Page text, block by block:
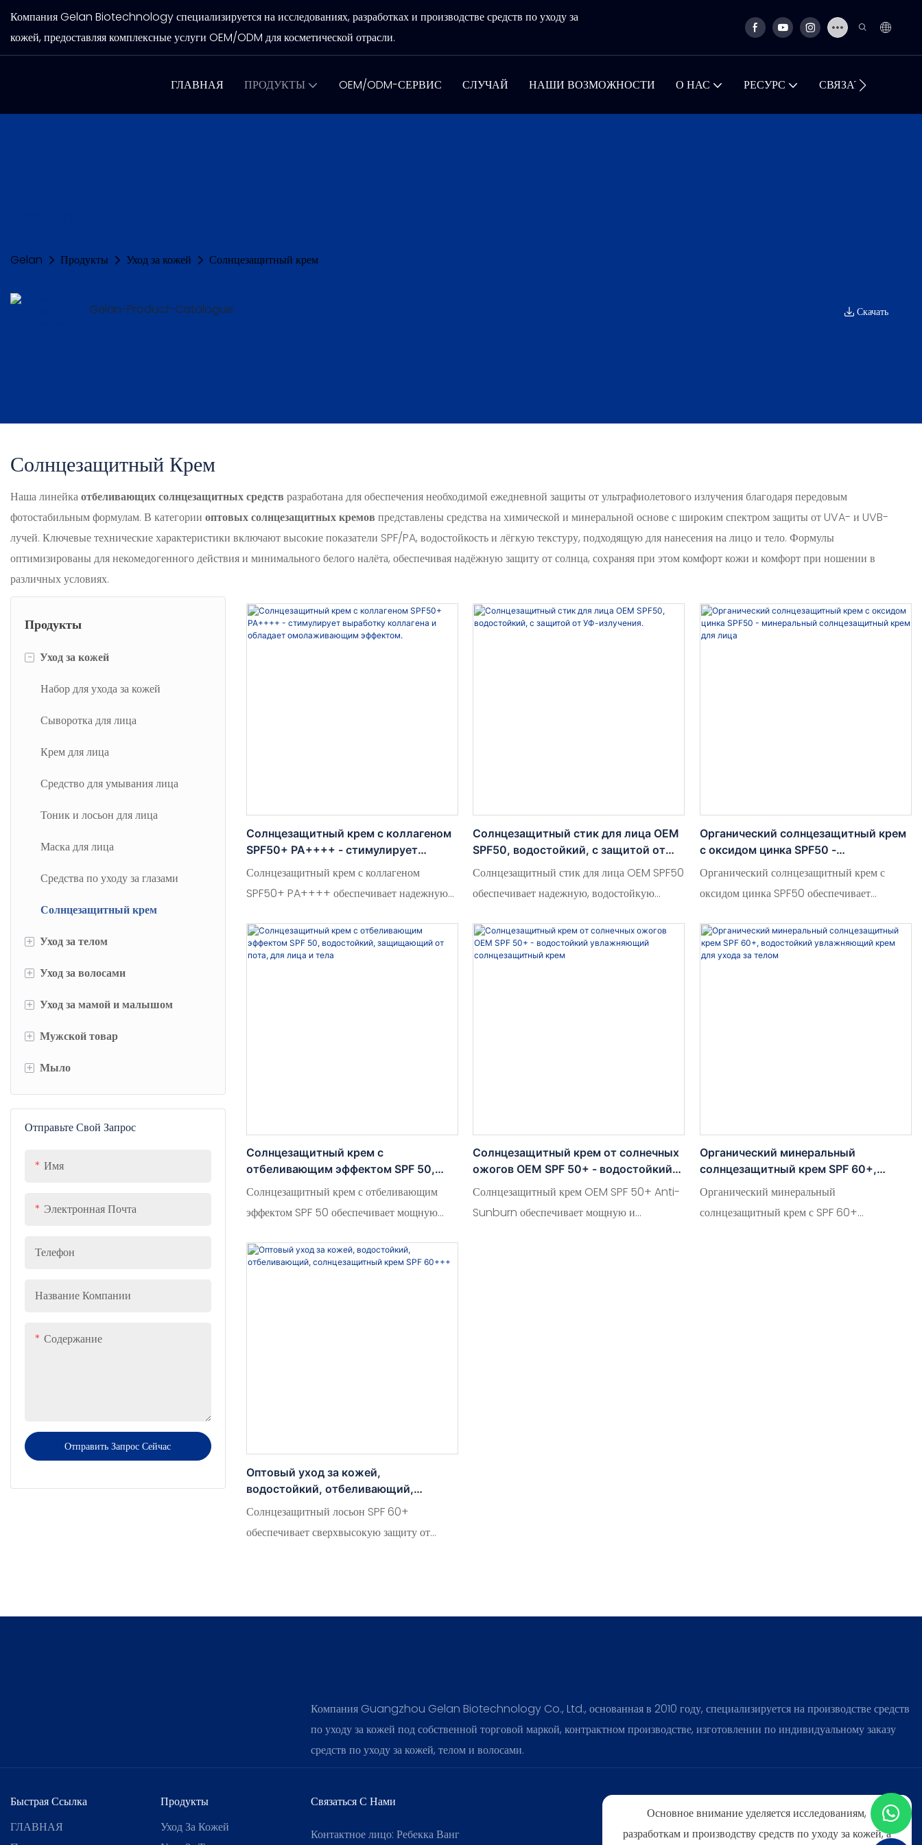
Компания Gelan Biotechnology специализируется на исследованиях, разработках и производстве средств по уходу за
кожей, предоставляя комплексные услуги OEM/ODM для косметической отрасли.
ГЛАВНАЯ ПРОДУКТЫ OEM/ODM-СЕРВИС СЛУЧАЙ НАШИ ВОЗМОЖНОСТИ О НАС РЕСУРС СВЯЗАТЬСЯ С
Gelan Продукты Уход за кожей Солнцезащитный крем
Gelan-Product-Catalogue Скачать
Солнцезащитный Крем
Наша линейкаотбеливающих солнцезащитных средств разработана для обеспечения необходимой ежедневной защиты от ультрафиолетового излучения благодаря передовым
фотостабильным формулам. В категории оптовых солнцезащитных кремов представлены средства на химической и минеральной основе с широким спектром защиты от UVA- и UVB-
лучей. Ключевые технические характеристики включают высокие показатели SPF/PA, водостойкость и лёгкую текстуру, подходящую для нанесения на лицо и тело. Формулы
оптимизированы для некомедогенного действия и минимального белого налёта, обеспечивая надёжную защиту от солнца, сохраняя при этом комфорт кожи и комфорт при ношении в
различных условиях.
Продукты
- Уход за кожей
Набор для ухода за кожей
Сыворотка для лица
Крем для лица
Средство для умывания лица
Тоник и лосьон для лица
Маска для лица
Средства по уходу за глазами
Солнцезащитный крем
+ Уход за телом
Масло для тела
Лосьон и крем для тела
Скраб для тела
Гель для душа
Дезодорант
+ Уход за волосами
Масло для волос
Шампунь и кондиционер
Маска для волос
+ Уход за мамой и малышом
уход за ребенком
Уход за кожей во время
+ Мужской товар
Средства для ухода за бородой
Мужская продукция
+ Мыло
Жидкое мыло для рук
Кусковое мыло
Отправьте Свой Запрос
Имя
Электронная Почта
Телефон
Название Компании
Содержание
Отправить Запрос Сейчас
Солнцезащитный крем с коллагеном
SPF50+ PA++++ - стимулирует
выработку коллагена и обладает
омолаживающим эффектом.
Солнцезащитный крем с коллагеном
SPF50+ PA++++ обеспечивает надежную
стимулируя выработку коллагена для
уменьшения признаков старения. При
Солнцезащитный стик для лица OEM
SPF50, водостойкий, с защитой от
УФ-излучения.
Солнцезащитный стик для лица OEM SPF50
обеспечивает надежную, водостойкую
простом в применении формате. Он
эффективно защищает кожу от вредных
Органический солнцезащитный крем
с оксидом цинка SPF50 -
минеральный солнцезащитный крем
для лица
Органический солнцезащитный крем с
оксидом цинка SPF50 обеспечивает
вредных УФ-лучей. Легкая и нежная
текстура идеально подходит для
Солнцезащитный крем с
отбеливающим эффектом SPF 50,
водостойкий, защищающий от пота,
для лица и тела
Солнцезащитный крем с отбеливающим
эффектом SPF 50 обеспечивает мощную
кожи. Водостойкая и устойчивая к поту
Солнцезащитный крем от солнечных
ожогов OEM SPF 50+ - водостойкий
увлажняющий солнцезащитный крем
Солнцезащитный крем OEM SPF 50+ Anti-
Sunburn обеспечивает мощную и
Органический минеральный
солнцезащитный крем SPF 60+,
водостойкий увлажняющий крем для
ухода за телом
Органический минеральный
солнцезащитный крем с SPF 60+
Оптовый уход за кожей,
водостойкий, отбеливающий,
солнцезащитный крем SPF 60+++
Солнцезащитный лосьон SPF 60+
обеспечивает сверхвысокую защиту от
Компания Guangzhou Gelan Biotechnology Co., Ltd., основанная в 2010 году, специализируется на производстве средств
по уходу за кожей под собственной торговой маркой, контрактном производстве, изготовлении по индивидуальному заказу
средств по уходу за кожей, телом и волосами.
Быстрая Ссылка
ГЛАВНАЯ
Продукты
Уход За Кожей
Связаться С Нами
Контактное лицо: Ребекка Ванг
Основное внимание уделяется исследованиям,
разработкам и производству средств по уходу за кожей, а